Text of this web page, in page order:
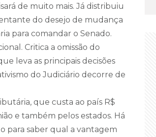
de muito mais. Já distribuiu
do desejo de mudança
para comandar o Senado.
Critica a omissão do
leva as principais decisões
do Judiciário decorre de
que custa ao país R$
e também pelos estados. Há
para saber qual a vantagem